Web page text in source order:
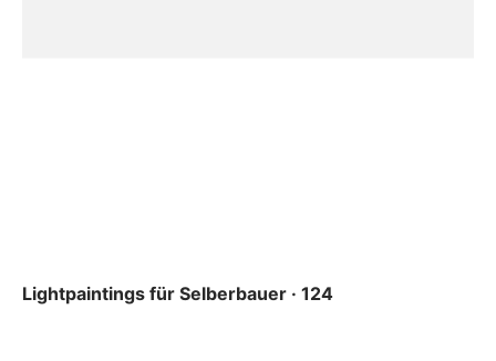
Lightpaintings für Selberbauer · 124